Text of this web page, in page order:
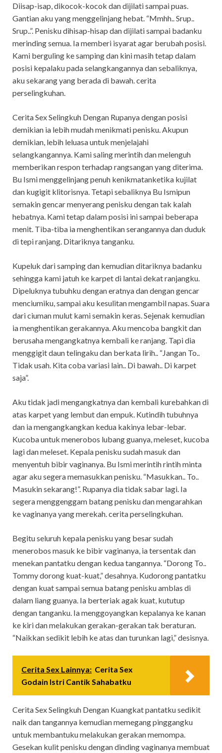
Diisap-isap, dikocok-kocok dan dijilati sampai puas.
Gantian aku yang menggelinjang hebat. “Mmhh.. Srup..
Srup..”. Penisku dihisap-hisap dan dijilati sampai badanku
merinding semua. Ia memberi isyarat agar berubah posisi.
Kami berguling ke samping dan kini masih tetap dalam
posisi kepalaku pada selangkangannya dan sebaliknya,
aku sekarang yang berada di bawah. cerita
perselingkuhan.
Cerita Sex Selingkuh Dengan Rupanya dengan posisi
demikian ia lebih mudah menikmati penisku. Akupun
demikian, lebih leluasa untuk menjelajahi
selangkangannya. Kami saling merintih dan melenguh
memberikan respon terhadap rangsangan yang diterima.
Bu Ismi menggelinjang penuh kenikmatanketika kujilat
dan kugigit klitorisnya. Tetapi sebaliknya Bu Ismipun
semakin gencar menyerang penisku dengan tak kalah
hebatnya. Kami tetap dalam posisi ini sampai beberapa
menit. Tiba-tiba ia menghentikan serangannya dan duduk
di tepi ranjang. Ditariknya tanganku.
Kupeluk dari samping dan kemudian ditariknya badanku
sehingga kami jatuh ke karpet di lantai dekat ranjangku.
Dipeluknya tubuhku dengan eratnya dan dengan gencar
menciumiku, sampai aku kesulitan mengambil napas. Suara
dari ciuman mulut kami semakin keras. Sejenak kemudian
ia menghentikan gerakannya. Aku mencoba bangkit dan
berusaha mengangkatnya kembali ke ranjang. Tapi dia
menggigit daun telingaku dan berkata lirih.. “Jangan To..
Tidak usah. Kita coba variasi lain.. Di bawah.. Di karpet
saja”.
Aku tidak jadi mengangkatnya dan kembali kurebahkan di
atas karpet yang lembut dan empuk. Kutindih tubuhnya
dan ia mengangkangkan kedua kakinya lebar-lebar.
Kucoba untuk menerobos lubang guanya, meleset, kucoba
lagi dan meleset. Kepala penisku sudah masuk dan
menyentuh bibir vaginanya. Bu Ismi merintih rintih minta
agar aku segera memasukkan penisku. “Masukkan.. To..
Masukin sekarang!”. Rupanya dia tidak sabar lagi. Ia
segera menggenggam batang penisku dan mengarahkan
ke vaginanya yang merekah. cerita perselingkuhan.
Begitu seluruh kepala penisku yang besar sudah
menerobos masuk ke bibir vaginanya, ia tersentak dan
menekan pantatku dengan kedua tangannya. “Dorong To..
Tommy dorong kuat-kuat,” desahnya. Kudorong pantatku
dengan kuat sampai semua batang penisku amblas di
dalam liang guanya. Ia berteriak agak kuat, kututup
dengan tanganku. Ia menggoyangkan kepalanya ke kanan
ke kiri dan melakukan gerakan-gerakan tak beraturan.
“Naikkan sedikit lebih ke atas dan turunkan lagi,” desisnya.
Cerita Sex Lainnya: Cerita Sex
Godain Istri Cantik Sahabatku
Cerita Sex Selingkuh Dengan Kuangkat pantatku sedikit
naik dan tangannya kemudian memegang pinggangku
untuk membantuku melakukan gerakan memompa.
Gesekan kulit penisku dengan dinding vaginanya membuat